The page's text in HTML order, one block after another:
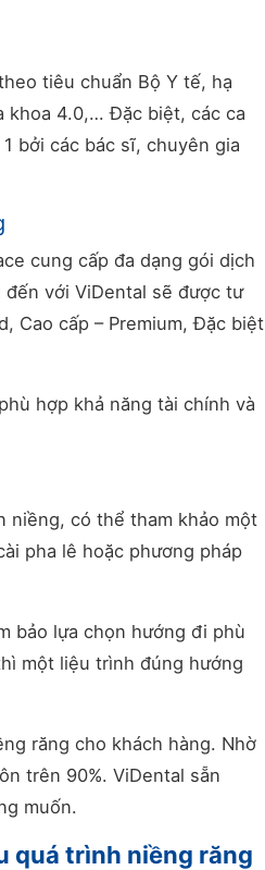
tiêu chuẩn Bộ Y tế, hạ
khoa 4.0,… Đặc biệt, các ca
bởi các bác sĩ, chuyên gia
cung cấp đa dạng gói dịch
với ViDental sẽ được tư
Cao cấp – Premium, Đặc biệt
hợp khả năng tài chính và
niềng, có thể tham khảo một
pha lê hoặc phương pháp
bảo lựa chọn hướng đi phù
một liệu trình đúng hướng
răng cho khách hàng. Nhờ
trên 90%. ViDental sẵn
muốn.
quá trình niềng răng